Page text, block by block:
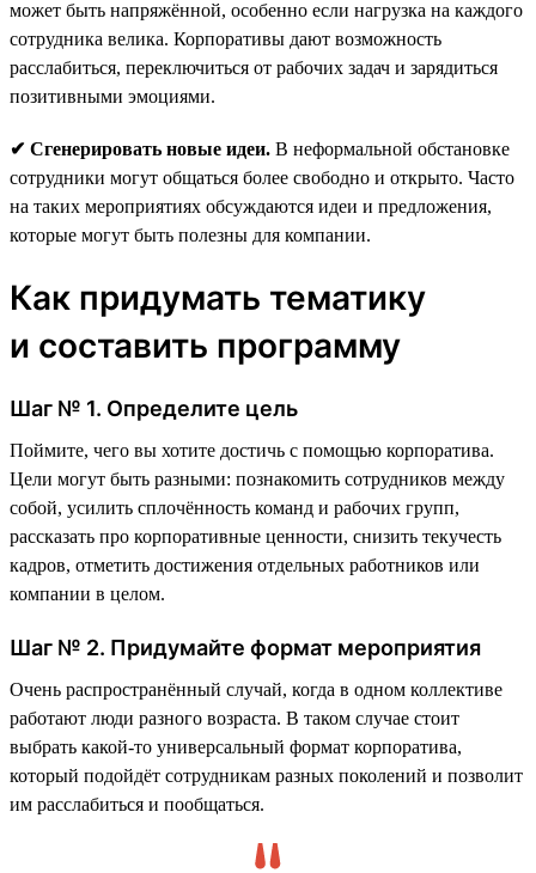
может быть напряжённой, особенно если нагрузка на каждого
сотрудника велика. Корпоративы дают возможность
расслабиться, переключиться от рабочих задач и зарядиться
позитивными эмоциями.
✔ Сгенерировать новые идеи. В неформальной обстановке
сотрудники могут общаться более свободно и открыто. Часто
на таких мероприятиях обсуждаются идеи и предложения,
которые могут быть полезны для компании.
Как придумать тематику
и составить программу
Шаг № 1. Определите цель
Поймите, чего вы хотите достичь с помощью корпоратива.
Цели могут быть разными: познакомить сотрудников между
собой, усилить сплочённость команд и рабочих групп,
рассказать про корпоративные ценности, снизить текучесть
кадров, отметить достижения отдельных работников или
компании в целом.
Шаг № 2. Придумайте формат мероприятия
Очень распространённый случай, когда в одном коллективе
работают люди разного возраста. В таком случае стоит
выбрать какой-то универсальный формат корпоратива,
который подойдёт сотрудникам разных поколений и позволит
им расслабиться и пообщаться.